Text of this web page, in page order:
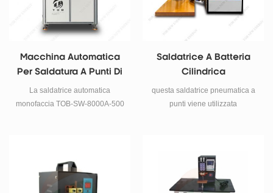
Macchina Automatica
Per Saldatura A Punti Di
Pacchi Batteria
Cilindrici
La saldatrice automatica
monofaccia TOB-SW-8000A-500
monitoraggio della saldatura in
tempo reale e stabilità di livello
Saldatrice A Batteria
Cilindrica
questa saldatrice pneumatica a
punti viene utilizzata
0,02-0,2 mm con un buon effetto
di saldatura.